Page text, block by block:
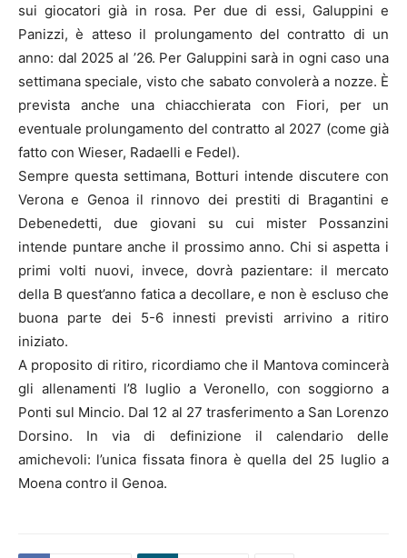
sui giocatori già in rosa. Per due di essi, Galuppini e
Panizzi, è atteso il prolungamento del contratto di un
anno: dal 2025 al ’26. Per Galuppini sarà in ogni caso una
settimana speciale, visto che sabato convolerà a nozze. È
prevista anche una chiacchierata con Fiori, per un
eventuale prolungamento del contratto al 2027 (come già
fatto con Wieser, Radaelli e Fedel).
Sempre questa settimana, Botturi intende discutere con
Verona e Genoa il rinnovo dei prestiti di Bragantini e
Debenedetti, due giovani su cui mister Possanzini
intende puntare anche il prossimo anno. Chi si aspetta i
primi volti nuovi, invece, dovrà pazientare: il mercato
della B quest’anno fatica a decollare, e non è escluso che
buona parte dei 5-6 innesti previsti arrivino a ritiro
iniziato.
A proposito di ritiro, ricordiamo che il Mantova comincerà
gli allenamenti l’8 luglio a Veronello, con soggiorno a
Ponti sul Mincio. Dal 12 al 27 trasferimento a San Lorenzo
Dorsino. In via di definizione il calendario delle
amichevoli: l’unica fissata finora è quella del 25 luglio a
Moena contro il Genoa.